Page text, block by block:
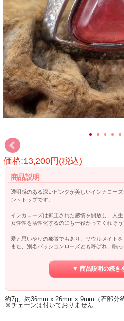
価格:13,200円(税込)
商品説明
透明感のある深いピンクが美しいインカロー
ントトップです。
インカローズは抑圧された感情を開放し、人生
女性性を活性化するのにも一役かってくれそう
愛と思いやりの象徴でもあり、ソウルメイトを
また、別名パッションローズとも呼ばれ、眠
▼ 商品説明の続き
約7g、約36mm x 26mm x 9mm（石部分
※チェーンは付いておりません